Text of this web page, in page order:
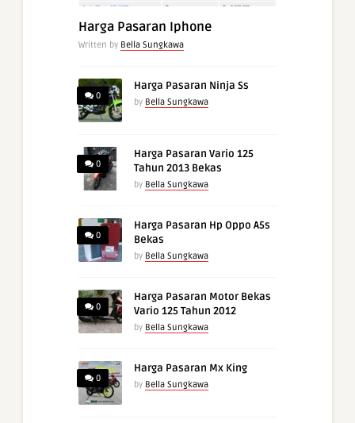
Harga Pasaran Iphone
Written by Bella Sungkawa
0
Harga Pasaran Ninja Ss
by Bella Sungkawa
0
Harga Pasaran Vario 125
Tahun 2013 Bekas
by Bella Sungkawa
0
Harga Pasaran Hp Oppo A5s
Bekas
by Bella Sungkawa
0
Harga Pasaran Motor Bekas
Vario 125 Tahun 2012
by Bella Sungkawa
0
Harga Pasaran Mx King
by Bella Sungkawa